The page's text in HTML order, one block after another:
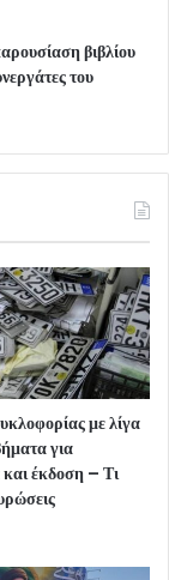
βιβλίου
του
με λίγα
για
έκδοση – Τι